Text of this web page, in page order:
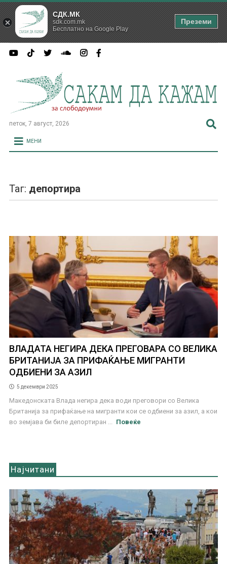
петок, 7 август, 2026
МЕНИ
Таг: депортира
ВЛАДАТА НЕГИРА ДЕКА ПРЕГОВАРА СО ВЕЛИКА
БРИТАНИЈА ЗА ПРИФАЌАЊЕ МИГРАНТИ
ОДБИЕНИ ЗА АЗИЛ
5 декември 2025
Македонската Влада негира дека води преговори со Велика
Британија за прифаќање на мигранти кои се одбиени за азил, а кои
во земјава би биле депортиран ...
Повеќе
Најчитани
СДК.МК
sdk.com.mk
Бесплатно на Google Play
Преземи